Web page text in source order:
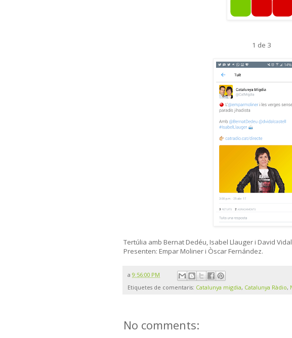
1 de 3
Tertúlia amb Bernat Dedéu, Isabel Llauger i David
Presenten: Empar Moliner i Òscar Fernández.
a 9:56:00 PM
Etiquetes de comentaris: Catalunya migdia, Catalunya Ràdio,
No comments: